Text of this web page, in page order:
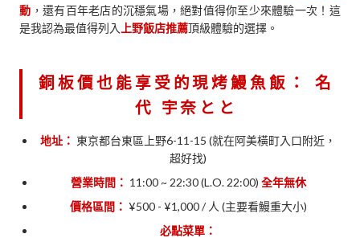
動 ，還有百年老店的沉穩氣場，絕對值得你至少來體驗一次！這
是我認為最值得列入 上野飯店推薦頂級體驗的選擇。
銅板價也能享受的現烤鰻魚飯： 名
代 宇奈とと
地址： 東京都台東區上野6-11-15 (就在阿美橫町入口附近，
超好找)
營業時間： 11:00 ~ 22:30 (L.O. 22:00) 全年無休
價格區間： ¥500 - ¥1,000 / 人 (主要看鰻重大小)
必點菜單：